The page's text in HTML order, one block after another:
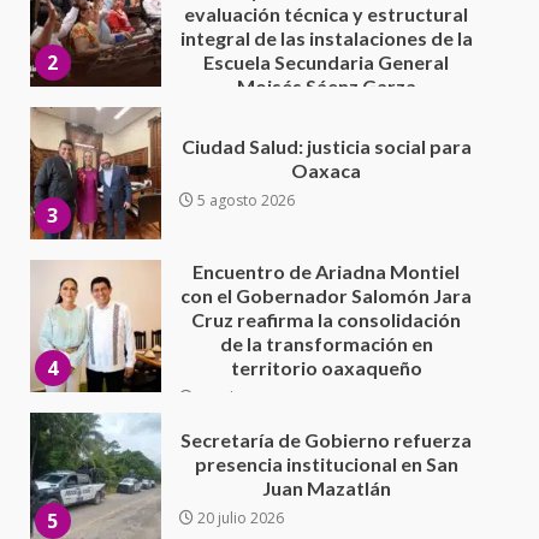
3
Oaxaca
5 agosto 2026
4
con el Gobernador Salomón Jara
Cruz reafirma la consolidación
de la transformación en
5
Secretaría de Gobierno refuerza
presencia institucional en San
Juan Mazatlán
20 julio 2026
6
Sanciona Municipio de Oaxaca
de Juárez caso de maltrato
animal tras denuncia ciudadana
16 julio 2026